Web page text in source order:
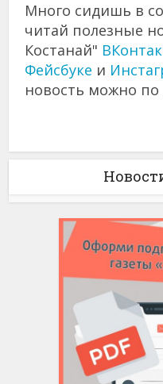
Много сидишь в
читай полезные
Костанай"
Фейсбуке и
новость можно